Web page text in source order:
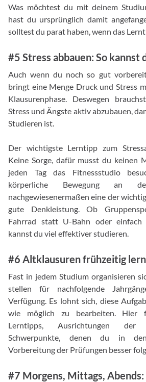
Was möchtest du mit deinem
hast du ursprünglich damit
solltest du parat haben, wenn das
#5 Stress abbauen: So kannst
Auch wenn du noch so gut
bringt eine Menge Druck und Stress
Klausurenphase. Deswegen
Stress und Ängste aktiv abzubauen,
Studieren ist.
Der wichtigste Lerntipp zum
Keine Sorge, dafür musst du keinen
jeden Tag das Fitnessstudio
körperliche Bewegung an
nachgewiesenermaßen eine der
gute Denkleistung. Ob
Fahrrad statt U-Bahn oder einfach
kannst du viel effektiver studieren.
#6 Altklausuren frühzeitig
Fast in jedem Studium organisieren
stellen für nachfolgende
Verfügung. Es lohnt sich, diese
wie möglich zu bearbeiten. Hier
Lerntipps, Ausrichtungen der
Schwerpunkte, denen du in
Vorbereitung der Prüfungen besser
#7 Morgens, Mittags,